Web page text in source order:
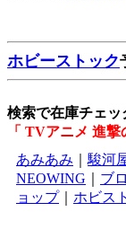
ホビーストック
検索で在庫チェッ
「 TVアニメ 進撃
あみあみ
駿河
NEOWING
ブ
ョップ｜ ホビスト